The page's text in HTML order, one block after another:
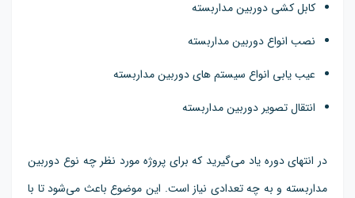
کابل کشی دوربین مداربسته
نصب انواع دوربین مداربسته
عیب یابی انواع سیستم های دوربین مداربسته
انتقال تصویر دوربین مداربسته
در انتهای دوره یاد می‌گیرید که برای پروژه مورد نظر چه نوع دوربین
مداربسته و به چه تعدادی نیاز است. این موضوع باعث می‌شود تا با